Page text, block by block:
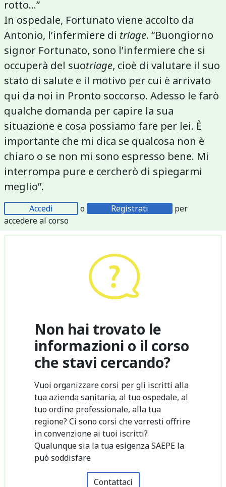
rotto...”
In ospedale, Fortunato viene accolto da
Antonio, l’infermiere di triage. “Buongiorno
signor Fortunato, sono l’infermiere che si
occuperà del suotriage, cioè di valutare il suo
stato di salute e il motivo per cui è arrivato
qui da noi in Pronto soccorso. Adesso le farò
qualche domanda per capire la sua
situazione e cosa possiamo fare per lei. È
importante che mi dica se qualcosa non è
chiaro o se non mi sono espresso bene. Mi
interrompa pure e cercherò di spiegarmi
meglio”.
Accedi o Registrati
per
accedere al corso
Non hai trovato le
informazioni o il corso
che stavi cercando?
Vuoi organizzare corsi per gli iscritti alla
tua azienda sanitaria, al tuo ospedale, al
tuo ordine professionale, alla tua
regione? Ci sono corsi che vorresti offrire
in convenzione ai tuoi iscritti?
Qualunque sia la tua esigenza SAEPE la
può soddisfare
Contattaci